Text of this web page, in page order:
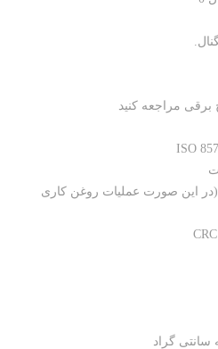
مراجعه کنید
این صورت عملیات روغن کاری